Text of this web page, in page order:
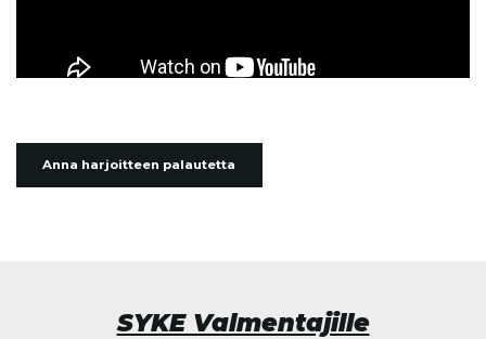
Anna harjoitteen palautetta
SYKE Valmentajille